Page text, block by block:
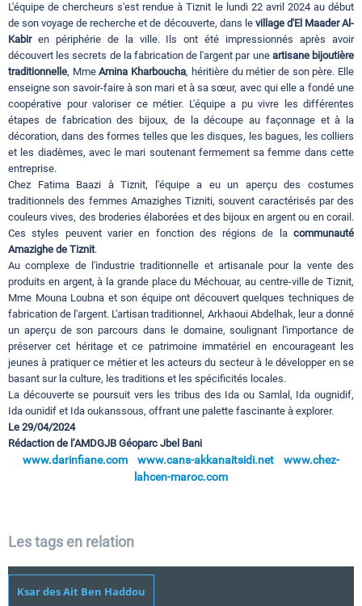
L'équipe de chercheurs s'est rendue à Tiznit le lundi 22 avril 2024 au début
de son voyage de recherche et de découverte, dans le village d'El Maader Al-
Kabiren périphérie de la ville. Ils ont été impressionnés après avoir
découvert les secrets de la fabrication de l'argent par une artisane bijoutière
traditionnelle, MmeAmina Kharboucha, héritière du métier de son père. Elle
enseigne son savoir-faire à son mari et à sa sœur, avec qui elle a fondé une
coopérative pour valoriser ce métier. L'équipe a pu vivre les différentes
étapes de fabrication des bijoux, de la découpe au façonnage et à la
décoration, dans des formes telles que les disques, les bagues, les colliers
et les diadèmes, avec le mari soutenant fermement sa femme dans cette
entreprise.
Chez Fatima Baazi à Tiznit, l'équipe a eu un aperçu des costumes
traditionnels des femmes Amazighes Tizniti, souvent caractérisés par des
couleurs vives, des broderies élaborées et des bijoux en argent ou en corail.
Ces styles peuvent varier en fonction des régions de la communauté
Amazighe de Tiznit.
Au complexe de l'industrie traditionnelle et artisanale pour la vente des
produits en argent, à la grande place du Méchouar, au centre-ville de Tiznit,
Mme Mouna Loubna et son équipe ont découvert quelques techniques de
fabrication de l'argent. L'artisan traditionnel, Arkhaoui Abdelhak, leur a donné
un aperçu de son parcours dans le domaine, soulignant l'importance de
préserver cet héritage et ce patrimoine immatériel en encourageant les
jeunes à pratiquer ce métier et les acteurs du secteur à le développer en se
basant sur la culture, les traditions et les spécificités locales.
La découverte se poursuit vers les tribus des Ida ou Samlal, Ida ougnidif,
Ida ounidif et Ida oukanssous, offrant une palette fascinante à explorer.
Le 29/04/2024
Rédaction de l’AMDGJB Géoparc Jbel Bani
www.darinfiane.com www.cans-akkanaitsidi.net
www.chez-
lahcen-maroc.com
Les tags en relation
Ksar des Ait Ben Haddou